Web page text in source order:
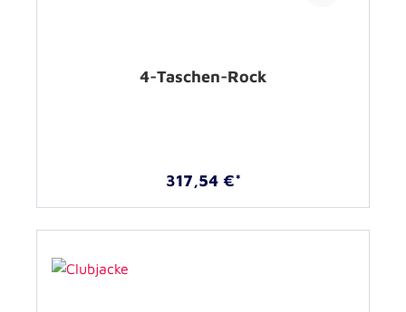
4-Taschen-Rock
317,54 €*